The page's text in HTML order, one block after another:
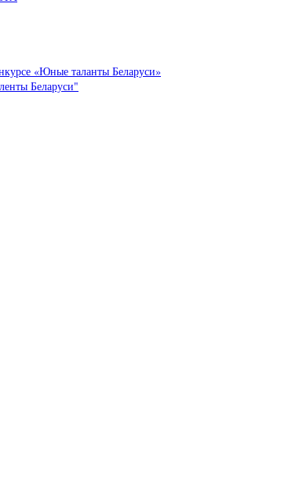
«Юные таланты Беларуси»
Беларуси"